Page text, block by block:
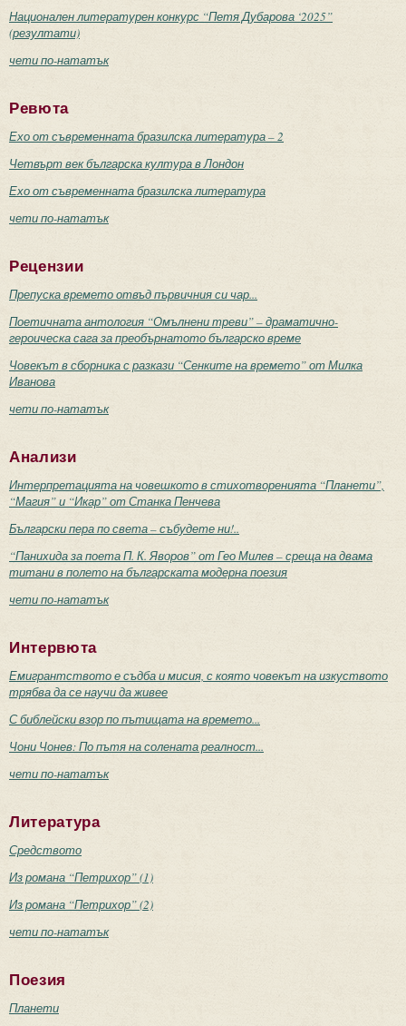
Национален литературен конкурс “Петя Дубарова ‘2025”
(резултати)
чети по-нататък
Ревюта
Ехо от съвременната бразилска литература – 2
Четвърт век българска култура в Лондон
Ехо от съвременната бразилска литература
чети по-нататък
Рецензии
Препуска времето отвъд първичния си чар...
Поетичната антология “Омълнени треви” – драматично-
героическа сага за преобърнатото българско време
Човекът в сборника с разкази “Сенките на времето” от Милка
Иванова
чети по-нататък
Анализи
Интерпретацията на човешкото в стихотворенията “Планети”,
“Магия” и “Икар” от Станка Пенчева
Български пера по света – събудете ни!..
“Панихида за поета П. К. Яворов” от Гео Милев – среща на двама
титани в полето на българската модерна поезия
чети по-нататък
Интервюта
Емигрантството е съдба и мисия, с която човекът на изкуството
трябва да се научи да живее
С библейски взор по пътищата на времето...
Чони Чонев: По пътя на солената реалност...
чети по-нататък
Литература
Средството
Из романа “Петрихор” (1)
Из романа “Петрихор” (2)
чети по-нататък
Поезия
Планети